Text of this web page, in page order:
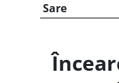
Sare